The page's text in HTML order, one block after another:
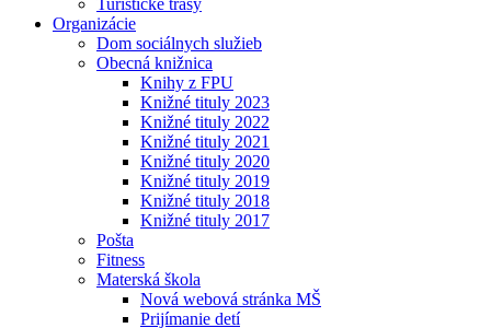
Turistické trasy
Organizácie
Dom sociálnych služieb
Obecná knižnica
Knihy z FPU
Knižné tituly 2023
Knižné tituly 2022
Knižné tituly 2021
Knižné tituly 2020
Knižné tituly 2019
Knižné tituly 2018
Knižné tituly 2017
Pošta
Fitness
Materská škola
Nová webová stránka MŠ
Prijímanie detí